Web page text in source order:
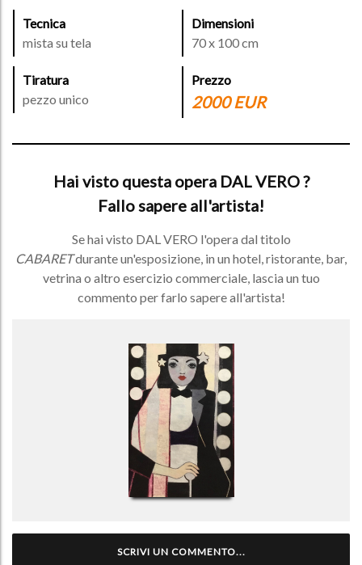
Tecnica
mista su tela
Dimensioni
70 x 100 cm
Tiratura
pezzo unico
Prezzo
2000 EUR
Hai visto questa opera DAL VERO ?
Fallo sapere all'artista!
Se hai visto DAL VERO l'opera dal titolo
CABARETdurante un'esposizione, in un hotel, ristorante, bar,
vetrina o altro esercizio commerciale, lascia un tuo
commento per farlo sapere all'artista!
SCRIVI UN COMMENTO...